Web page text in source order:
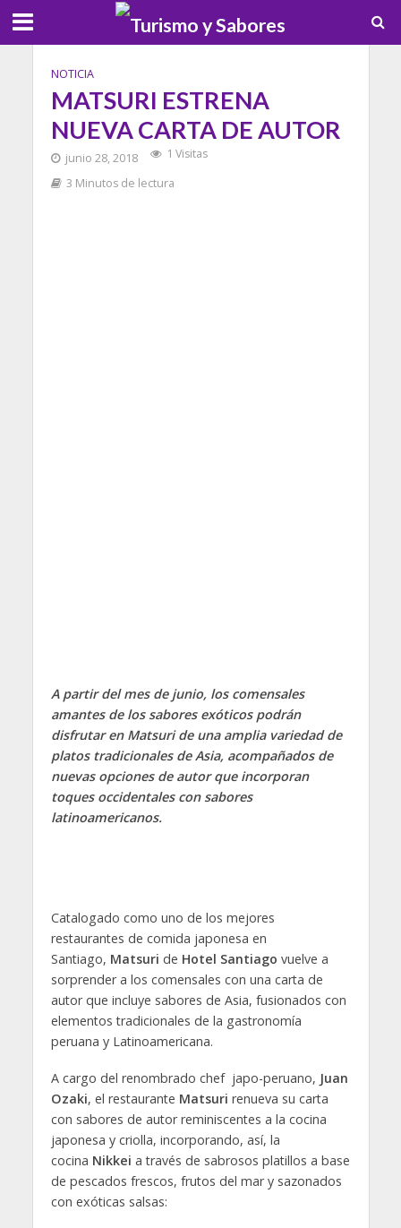
NOTICIA
MATSURI ESTRENA
NUEVA CARTA DE AUTOR
junio 28, 2018
1 Visitas
3 Minutos de lectura
A partir del mes de junio, los comensales
amantes de los sabores exóticos podrán
disfrutar en Matsuri de una amplia variedad de
platos tradicionales de Asia, acompañados de
nuevas opciones de autor que incorporan
toques occidentales con sabores
latinoamericanos.
Catalogado como uno de los mejores
restaurantes de comida japonesa en
Santiago, Matsuri de Hotel Santiago vuelve a
sorprender a los comensales con una carta de
autor que incluye sabores de Asia, fusionados con
elementos tradicionales de la gastronomía
peruana y Latinoamericana.
A cargo del renombrado chef japo-peruano, Juan
Ozaki, el restaurante Matsuri renueva su carta
con sabores de autor reminiscentes a la cocina
japonesa y criolla, incorporando, así, la
cocina Nikkei a través de sabrosos platillos a base
de pescados frescos, frutos del mar y sazonados
con exóticas salsas: